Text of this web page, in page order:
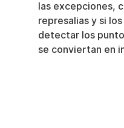
las excepciones,
represalias y si
detectar los
se conviertan en